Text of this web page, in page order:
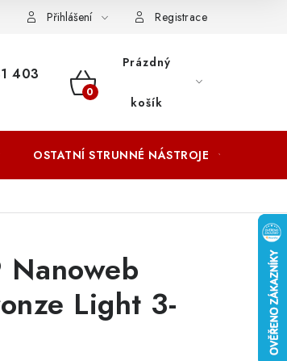
ÚDAJŮ
Přihlášení Registrace
403
NÁKUPNÍ
Prázdný
košík
OSTATNÍ STRUNNÉ NÁSTROJE
Light 3-